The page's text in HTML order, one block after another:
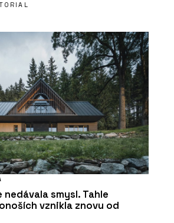
smysl. Tahle
vznikla znovu od